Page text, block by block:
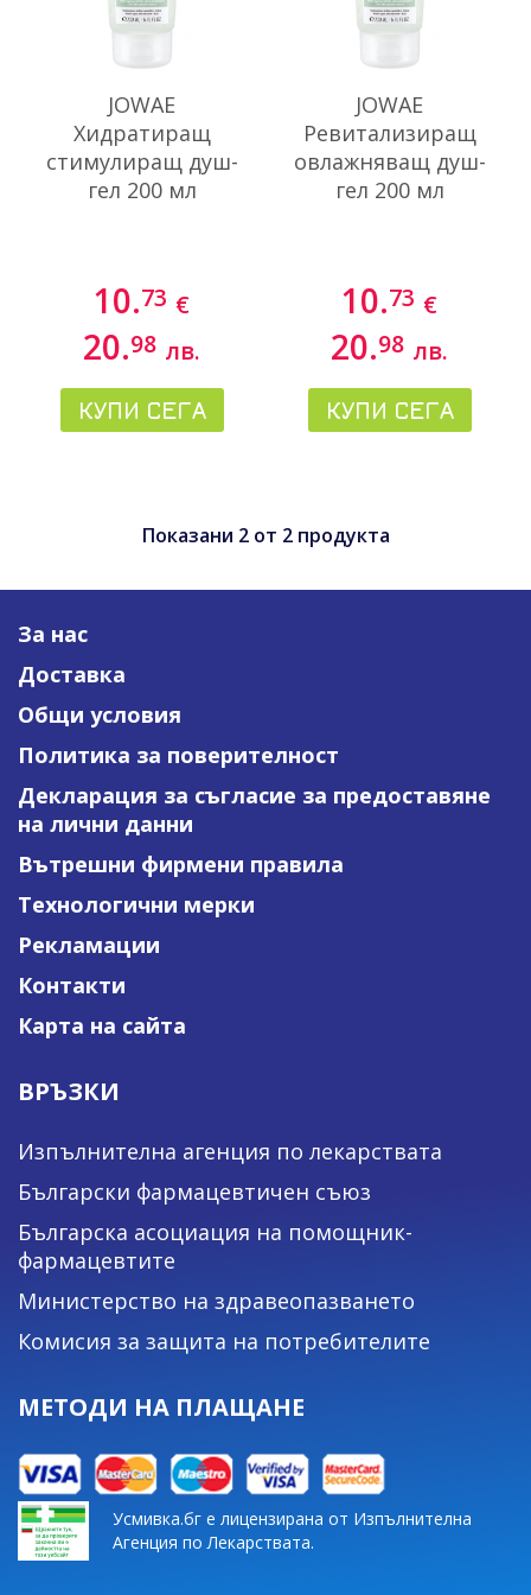
JOWAE
Хидратиращ
стимулиращ душ-
гел 200 мл
10.73 €
20.98 лв.
КУПИ СЕГА
JOWAE
Ревитализиращ
овлажняващ душ-
гел 200 мл
10.73 €
20.98 лв.
КУПИ СЕГА
Показани 2от 2продукта
За нас
Доставка
Общи условия
Политика за поверителност
Декларация за съгласие за предоставяне
на лични данни
Вътрешни фирмени правила
Технологични мерки
Рекламации
Контакти
Карта на сайта
ВРЪЗКИ
Изпълнителна агенция по лекарствата
Български фармацевтичен съюз
Българска асоциация на помощник-
фармацевтите
Министерство на здравеопазването
Комисия за защита на потребителите
МЕТОДИ НА ПЛАЩАНЕ
Усмивка.бг е лицензирана от Изпълнителна
Агенция по Лекарствата.